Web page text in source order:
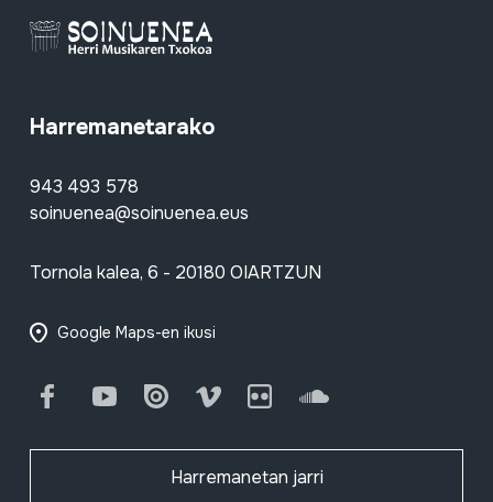
Harremanetarako
943 493 578
soinuenea@soinuenea.eus
Tornola kalea, 6 - 20180 OIARTZUN
Google Maps-en ikusi
FacebookYoutube Issuu Vimeo Flickr SoundCloud
Harremanetan jarri